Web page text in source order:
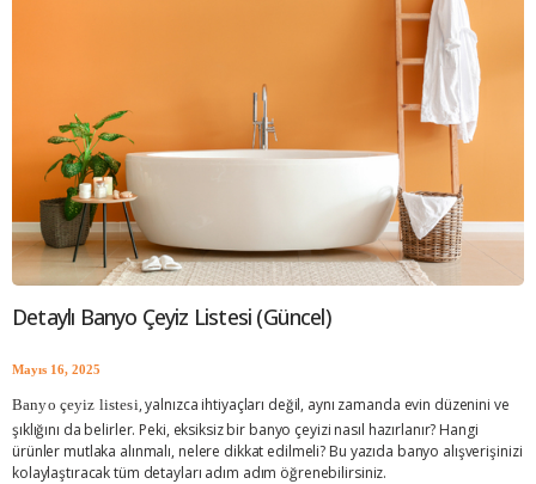
Detaylı Banyo Çeyiz Listesi (Güncel)
Mayıs 16, 2025
Banyo çeyiz listesi, yalnızca ihtiyaçları değil, aynı zamanda evin düzenini ve
şıklığını da belirler. Peki, eksiksiz bir banyo çeyizi nasıl hazırlanır? Hangi
ürünler mutlaka alınmalı, nelere dikkat edilmeli? Bu yazıda banyo alışverişinizi
kolaylaştıracak tüm detayları adım adım öğrenebilirsiniz.